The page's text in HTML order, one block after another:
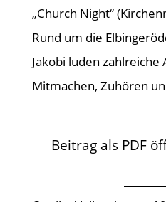
„Church Night“
Rund um die
Jakobi luden
Mitmachen, Zuhören
Beitrag als PDF